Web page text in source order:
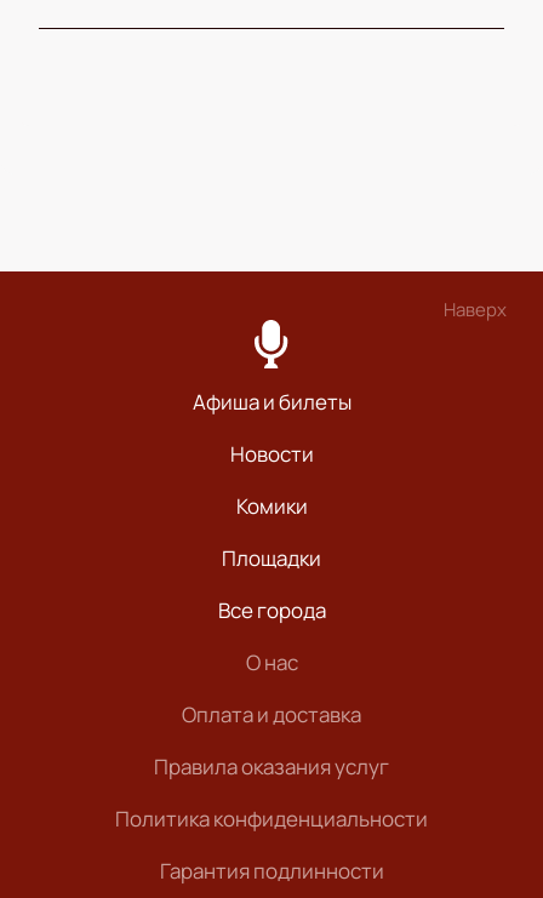
Наверх
Афиша и билеты
Новости
Комики
Площадки
Все города
О нас
Оплата и доставка
Правила оказания услуг
Политика конфиденциальности
Гарантия подлинности